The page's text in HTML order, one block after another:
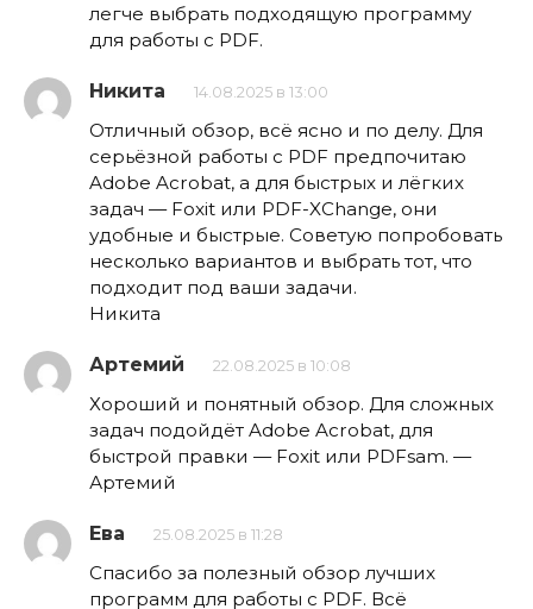
легче выбрать подходящую программу
для работы с PDF.
Никита 14.08.2025 в 13:00
Отличный обзор, всё ясно и по делу. Для
серьёзной работы с PDF предпочитаю
Adobe Acrobat, а для быстрых и лёгких
задач — Foxit или PDF-XChange, они
удобные и быстрые. Советую попробовать
несколько вариантов и выбрать тот, что
подходит под ваши задачи.
Никита
Артемий 22.08.2025 в 10:08
Хороший и понятный обзор. Для сложных
задач подойдёт Adobe Acrobat, для
быстрой правки — Foxit или PDFsam. —
Артемий
Ева 25.08.2025 в 11:28
Спасибо за полезный обзор лучших
программ для работы с PDF. Всё